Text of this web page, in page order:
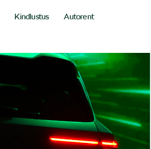
Kindlustus
Autorent